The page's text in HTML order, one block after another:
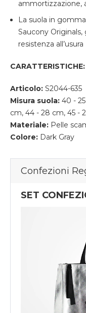
ammortizzazione,
La suola in
Saucony
resistenza all’usura
CARATTERISTICHE:
Articolo: S2044-635
Misura suola: 40 -
cm, 44 - 28 cm, 45 -
Materiale: Pelle
Colore: Dark Gray
Confezioni
SET